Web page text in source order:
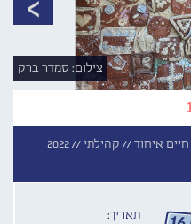
צילום: סמדר ברק
איחוד // קהילתי //2022
תאריך: